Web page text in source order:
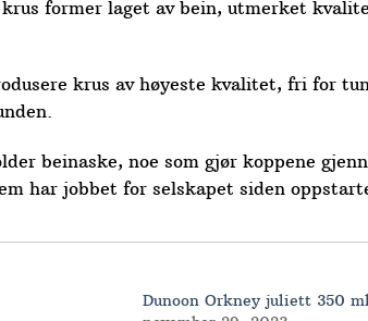
former laget av bein, utmerket
krus av høyeste kvalitet, fri for
beinaske, noe som gjør koppene
har jobbet for selskapet siden
Dunoon Orkney juliett 350 ml